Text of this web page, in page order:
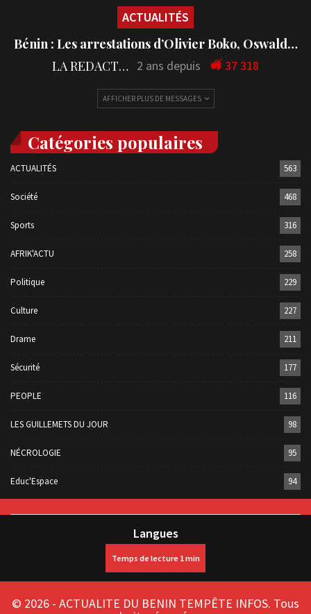
ACTUALITÉS
Bénin : Les arrestations d’Olivier Boko, Oswald…
LA REDACTION 2 ans depuis 37 318
AFFICHER PLUS DE MESSAGES
Catégories populaires
ACTUALITÉS 563
Société 468
Sports 316
AFRIK'ACTU 258
Politique 229
Culture 227
Drame 211
Sécurité 177
PEOPLE 116
LES GUILLEMETS DU JOUR 98
NÉCROLOGIE 95
Educ'Espace 94
Langues
© 2026 - ACTUALITE DU BENIN TEMPÊTE INFOS. Tous